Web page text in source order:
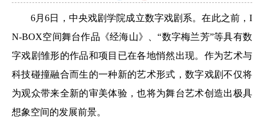
6月6日，中央戏剧学院成立数字戏剧系。在此之前，I
N-BOX空间舞台作品《经海山》、“数字梅兰芳”等具有数
字戏剧雏形的作品和项目已在各地悄然出现。作为艺术与
科技碰撞融合而生的一种新的艺术形式，数字戏剧不仅将
为观众带来全新的审美体验，也将为舞台艺术创造出极具
想象空间的发展前景。